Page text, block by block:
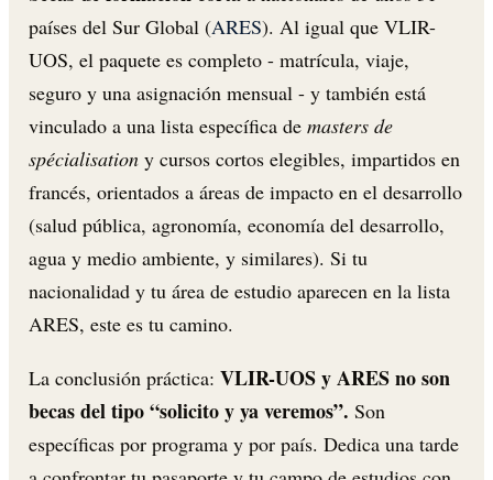
países del Sur Global (ARES). Al igual que VLIR-
UOS, el paquete es completo - matrícula, viaje,
seguro y una asignación mensual - y también está
vinculado a una lista específica de masters de
spécialisation y cursos cortos elegibles, impartidos en
francés, orientados a áreas de impacto en el desarrollo
(salud pública, agronomía, economía del desarrollo,
agua y medio ambiente, y similares). Si tu
nacionalidad y tu área de estudio aparecen en la lista
ARES, este es tu camino.
La conclusión práctica: VLIR-UOS y ARES no son
becas del tipo “solicito y ya veremos”. Son
específicas por programa y por país. Dedica una tarde